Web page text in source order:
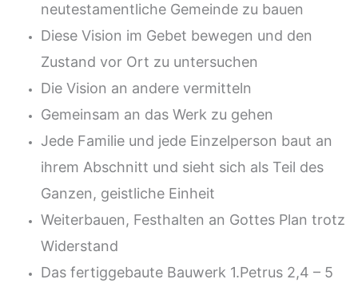
neutestamentliche Gemeinde zu bauen
Diese Vision im Gebet bewegen und den
Zustand vor Ort zu untersuchen
Die Vision an andere vermitteln
Gemeinsam an das Werk zu gehen
Jede Familie und jede Einzelperson baut an
ihrem Abschnitt und sieht sich als Teil des
Ganzen, geistliche Einheit
Weiterbauen, Festhalten an Gottes Plan trotz
Widerstand
Das fertiggebaute Bauwerk 1.Petrus 2,4 – 5